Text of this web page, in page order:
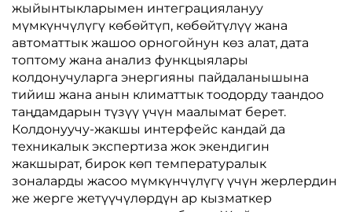
жыйынтыкларымен интеграциялануу
мүмкүнчүлүгү көбөйтүп, көбөйтүлүү жана
автоматтык жашоо орногойнун көз алат, дата
топтому жана анализ функцыялары
колдонучуларга энергияны пайдаланышына
тийиш жана анын климаттык тоодорду таандоо
таңдамдарын түзүү үчүн маалымат берет.
Колдонуучу-жакшы интерфейс кандай да
техникалык экспертиза жок экендигин
жакшырат, бирок көп температуралык
зоналарды жасоо мүмкүнчүлүгү үчүн жерлердин
же жерге жетүүчүлөрдүн ар кызматкер